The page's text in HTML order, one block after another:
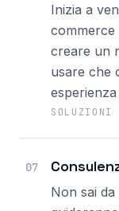
Inizia a
commerce
creare un
usare che
SOLUZIONI
07
Non sai